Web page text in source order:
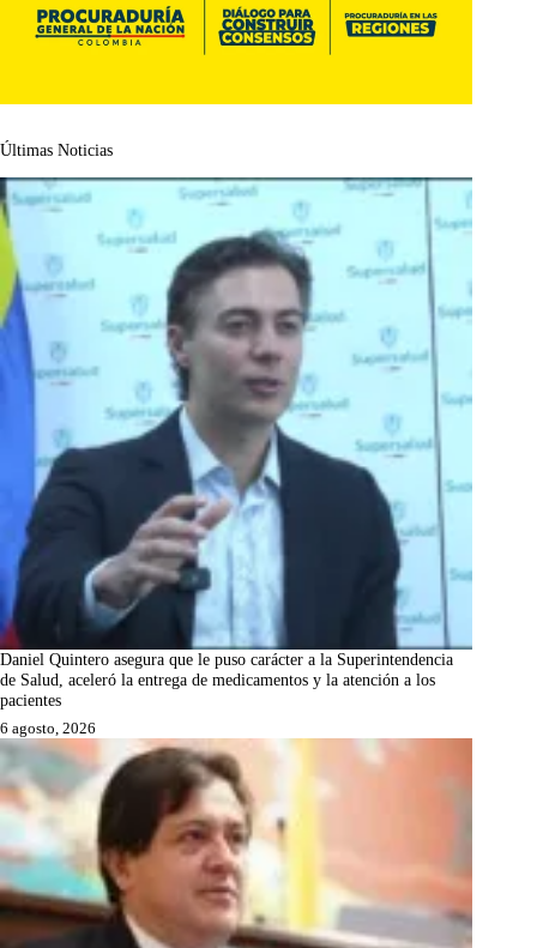
Últimas Noticias
Daniel Quintero asegura que le puso carácter a la Superintendencia
de Salud, aceleró la entrega de medicamentos y la atención a los
pacientes
6 agosto, 2026